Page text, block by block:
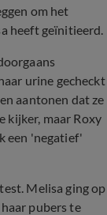
om het
heeft geïnitieerd.
urine gecheckt
aantonen dat ze
kijker, maar Roxy
een 'negatief'
Melisa ging op
pubers te